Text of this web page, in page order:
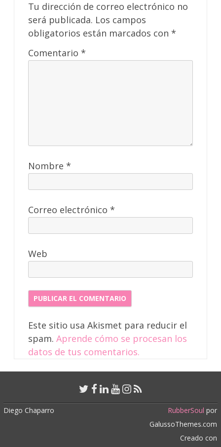
Tu dirección de correo electrónico no
será publicada. Los campos
obligatorios están marcados con *
Comentario *
Nombre *
Correo electrónico *
Web
Este sitio usa Akismet para reducir el
spam. Aprende cómo se procesan los
datos de tus comentarios.
Diego Chaparro RubberSoul por
GalussoThemes.com
Creado con